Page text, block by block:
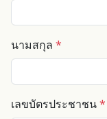
นามสกุล *
เลขบัตรประชาชน*